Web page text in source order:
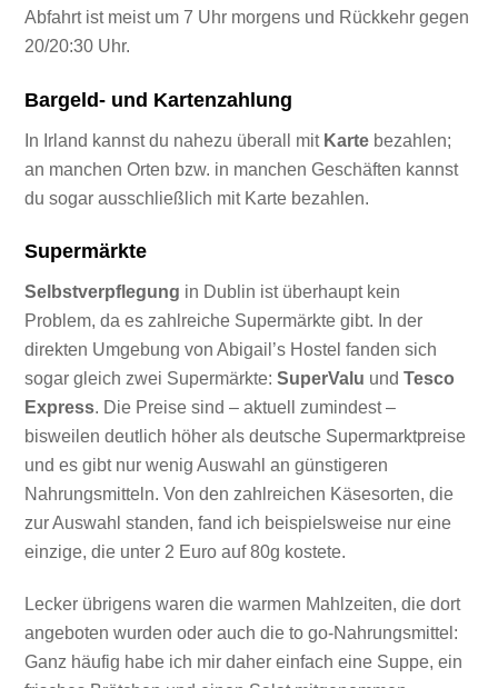
Abfahrt ist meist um 7 Uhr morgens und Rückkehr gegen
20/20:30 Uhr.
Bargeld- und Kartenzahlung
In Irland kannst du nahezu überall mit Karte bezahlen;
an manchen Orten bzw. in manchen Geschäften kannst
du sogar ausschließlich mit Karte bezahlen.
Supermärkte
Selbstverpflegung in Dublin ist überhaupt kein
Problem, da es zahlreiche Supermärkte gibt. In der
direkten Umgebung von Abigail’s Hostel fanden sich
sogar gleich zwei Supermärkte:SuperValu undTesco
Express. Die Preise sind – aktuell zumindest –
bisweilen deutlich höher als deutsche Supermarktpreise
und es gibt nur wenig Auswahl an günstigeren
Nahrungsmitteln. Von den zahlreichen Käsesorten, die
zur Auswahl standen, fand ich beispielsweise nur eine
einzige, die unter 2 Euro auf 80g kostete.
Lecker übrigens waren die warmen Mahlzeiten, die dort
angeboten wurden oder auch die to go-Nahrungsmittel:
Ganz häufig habe ich mir daher einfach eine Suppe, ein